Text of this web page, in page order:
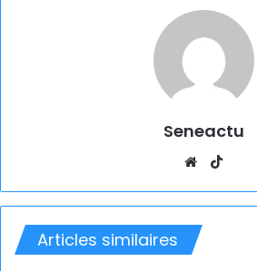
Seneactu
Website
Articles similaires